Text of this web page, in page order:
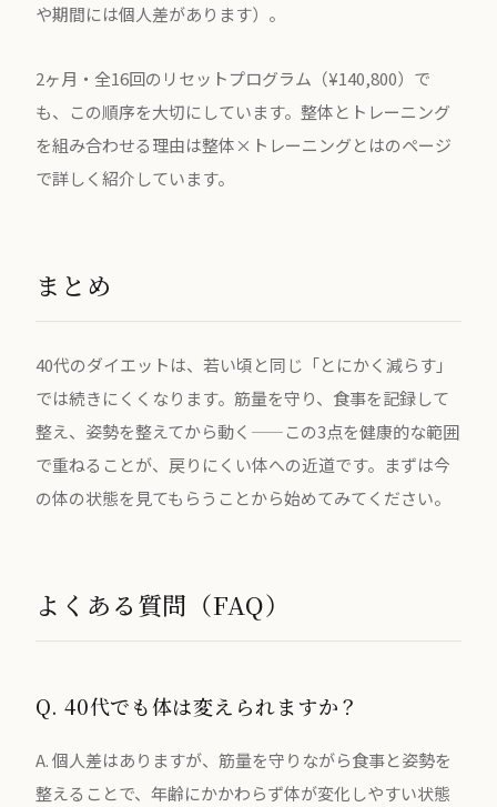
や期間には個人差があります）。
2ヶ月・全16回の リセットプログラム（¥140,800） で
も、この順序を大切にしています。整体とトレーニング
を組み合わせる理由は整体×トレーニングとはのページ
で詳しく紹介しています。
まとめ
40代のダイエットは、若い頃と同じ「とにかく減らす」
では続きにくくなります。筋量を守り、食事を記録して
整え、姿勢を整えてから動く——この3点を健康的な範囲
で重ねることが、戻りにくい体への近道です。まずは今
の体の状態を見てもらうことから始めてみてください。
よくある質問（FAQ）
Q. 40代でも体は変えられますか？
A. 個人差はありますが、筋量を守りながら食事と姿勢を
整えることで、年齢にかかわらず体が変化しやすい状態